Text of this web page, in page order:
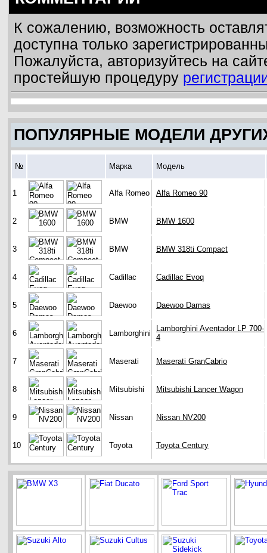
К сожалению, возможность
доступна только
Пожалуйста, авторизуйтесь на
простейшую процедуру
ПОПУЛЯРНЫЕ МОДЕЛИ
№ Марка Модель
1 Alfa Romeo Alfa Romeo 90
2 BMW BMW 1600
3 BMW BMW 318ti Compact
4 Cadillac Cadillac Evoq
5 Daewoo Daewoo Damas
6 Lamborghini
Lamborghini Aventador LP 700-
4
7 Maserati Maserati GranCabrio
8 Mitsubishi Mitsubishi Lancer Wagon
9 Nissan Nissan NV200
10 Toyota Toyota Century